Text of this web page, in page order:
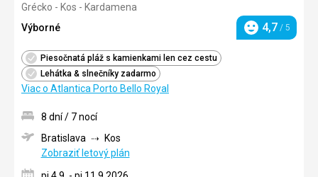
Grécko - Kos - Kardamena
Výborné
Hodnotenie
4,7 / 5
Piesočnatá pláž s kamienkami len cez cestu
Lehátka & slnečníky zadarmo
Viac o Atlantica Porto Bello Royal
8 dní / 7 nocí
Bratislava
Kos
Zobraziť letový plán